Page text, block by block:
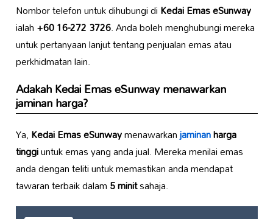
Nombor telefon untuk dihubungi diKedai Emas eSunway
ialah+60 16-272 3726. Anda boleh menghubungi mereka
untuk pertanyaan lanjut tentang penjualan emas atau
perkhidmatan lain.
AdakahKedai Emas eSunwaymenawarkan
jaminan harga?
Ya,Kedai Emas eSunwaymenawarkanjaminanharga
tinggiuntuk emas yang anda jual. Mereka menilai emas
anda dengan teliti untuk memastikan anda mendapat
tawaran terbaik dalam5 minitsahaja.